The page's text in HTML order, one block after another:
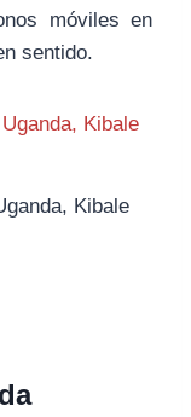
móviles en
sentido.
Kibale